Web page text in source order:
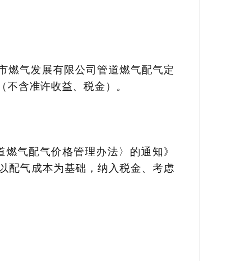
燃气发展有限公司管道燃气配气定
含准许收益、税金）。
气配气价格管理办法〉的通知》
配气成本为基础，纳入税金、考虑